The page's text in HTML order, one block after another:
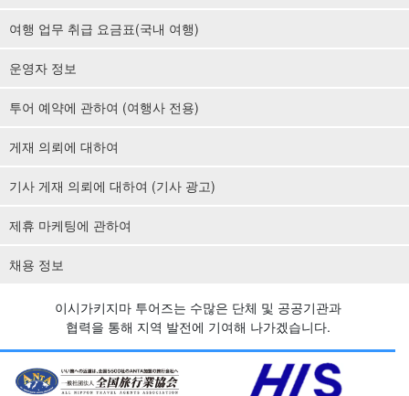
여행 업무 취급 요금표(국내 여행)
운영자 정보
투어 예약에 관하여 (여행사 전용)
게재 의뢰에 대하여
기사 게재 의뢰에 대하여 (기사 광고)
제휴 마케팅에 관하여
채용 정보
이시가키지마 투어즈는 수많은 단체 및 공공기관과
협력을 통해 지역 발전에 기여해 나가겠습니다.